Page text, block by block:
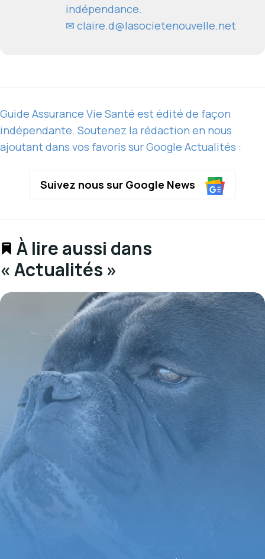
indépendance.
✉ claire.d@lasocietenouvelle.net
Guide Assurance Vie Santé est édité de façon
indépendante. Soutenez la rédaction en nous
ajoutant dans vos favoris sur Google Actualités :
Suivez nous sur Google News
À lire aussi dans
« Actualités »